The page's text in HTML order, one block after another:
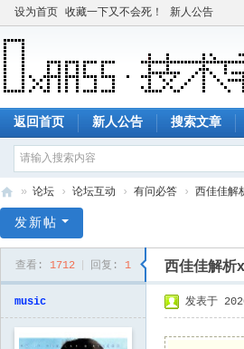
设为首页 收藏一下又不会死！ 新人公告
返回首页 新人公告 搜索文章
术
» 论坛 › 论坛互动 › 有问必答 › 西佳佳解
发新帖
查看: 1712 回复: 1 西佳佳解析
music 发表于